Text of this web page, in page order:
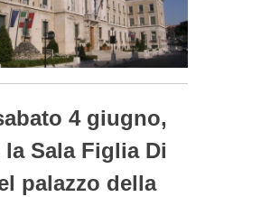
4 giugno,
Sala Figlia Di
palazzo della